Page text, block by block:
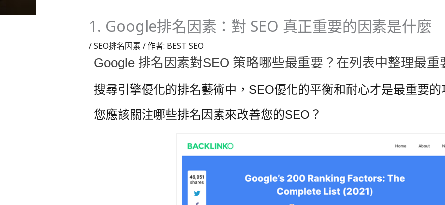
1. Google排名因素：對 SEO 真正重要的因素是什麼
/SEO排名因素/ 作者: BEST SEO
Google 排名因素對SEO 策略哪些最重要？在列表中整理最重
搜尋引擎優化的排名藝術中， SEO優化的平衡和耐心才是最重要的
您應該關注哪些排名因素來改善您的SEO？